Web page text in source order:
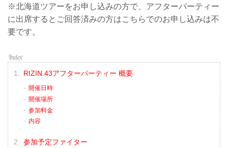
※北海道ツアーをお申し込みの方で、アフターパーティー
に出席するとご回答済みの方はこちらでのお申し込みは不
要です。
RIZIN.43アフターパーティー 概要
開催日時
開催場所
参加料金
内容
参加予定ファイター